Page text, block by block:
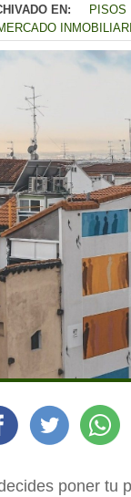
EN:
PISOS
poner tu